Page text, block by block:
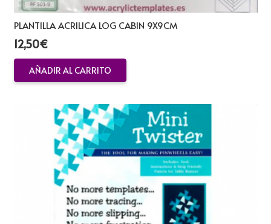
PLANTILLA ACRILICA LOG CABIN 9X9CM
12,50€
AÑADIR AL CARRITO